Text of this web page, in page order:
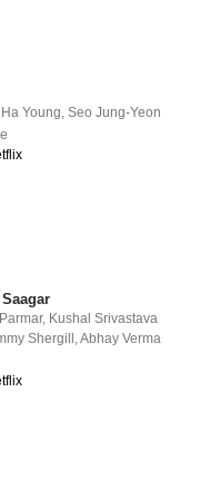
Ha Young ,Seo Jung-Yeon
, Kushal Srivastava
Shergill ,Abhay Verma